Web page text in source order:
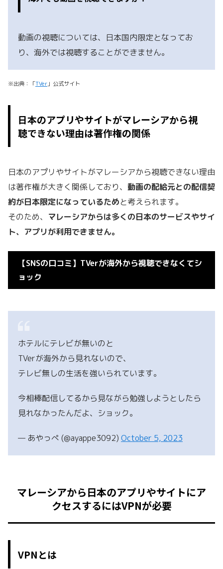
動画の視聴については、日本国内限定となってお
り、海外では視聴することができません。
※出典：「TVer」公式サイト
日本のアプリやサイトがマレーシアから視
聴できない理由は著作権の関係
日本のアプリやサイトがマレーシアから視聴できない理由
は著作権が大きく関係しており、 動画の配給元との配信契
約が日本限定になっているためと考えられます。
そのため、 マレーシアからは多くの日本のサービスやサイ
ト、アプリが利用できません。
【SNSの口コミ】TVerが海外から視聴できなくてシ
ョック
ホテルにテレビが無いのと
TVerが海外から見れないので、
テレビ無しの生活を強いられています。
今相棒配信してるから見ながら勉強しようとしたら
見れなかったんだよ、ショック。
— あやっぺ (@ayappe3092) October 5, 2023
マレーシアから日本のアプリやサイトにア
クセスするにはVPNが必要
VPNとは